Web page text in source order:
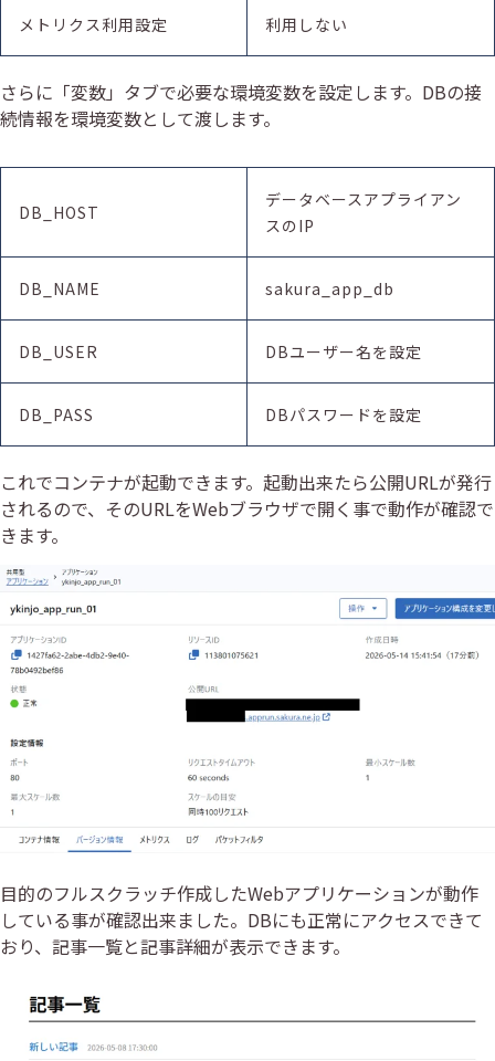
メトリクス利用設定 利用しない
さらに「変数」タブで必要な環境変数を設定します。DBの接
続情報を環境変数として渡します。
DB_HOST
データベースアプライアン
スのIP
DB_NAME sakura_app_db
DB_USER DBユーザー名を設定
DB_PASS DBパスワードを設定
これでコンテナが起動できます。起動出来たら公開URLが発行
されるので、そのURLをWebブラウザで開く事で動作が確認で
きます。
目的のフルスクラッチ作成したWebアプリケーションが動作
している事が確認出来ました。DBにも正常にアクセスできて
おり、記事一覧と記事詳細が表示できます。